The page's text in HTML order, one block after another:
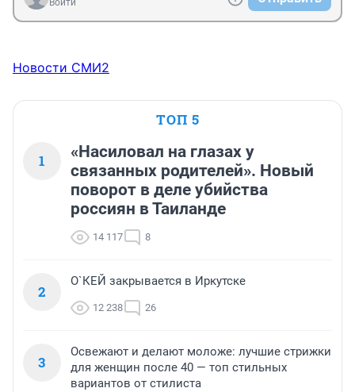
Войти
Новости СМИ2
ТОП 5
1
«Насиловал на глазах у
связанных родителей». Новый
поворот в деле убийства
россиян в Таиланде
14 117 8
2
О`КЕЙ закрывается в Иркутске
12 238 26
3
Освежают и делают моложе: лучшие стрижки
для женщин после 40 — топ стильных
вариантов от стилиста